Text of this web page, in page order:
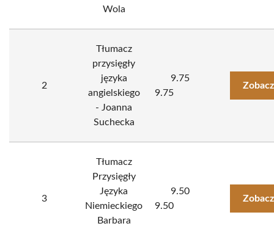
Wola
2
Tłumacz
przysięgły
języka
angielskiego
- Joanna
Suchecka
9.75
9.75
3
Tłumacz
Przysięgły
Języka
Niemieckiego
Barbara
9.50
9.50